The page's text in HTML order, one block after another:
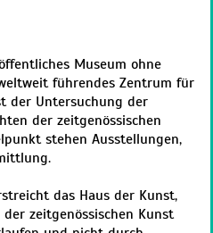
Museum ohne
führendes Zentrum für
der Untersuchung der
der zeitgenössischen
stehen Ausstellungen,
das Haus der Kunst,
zeitgenössischen Kunst